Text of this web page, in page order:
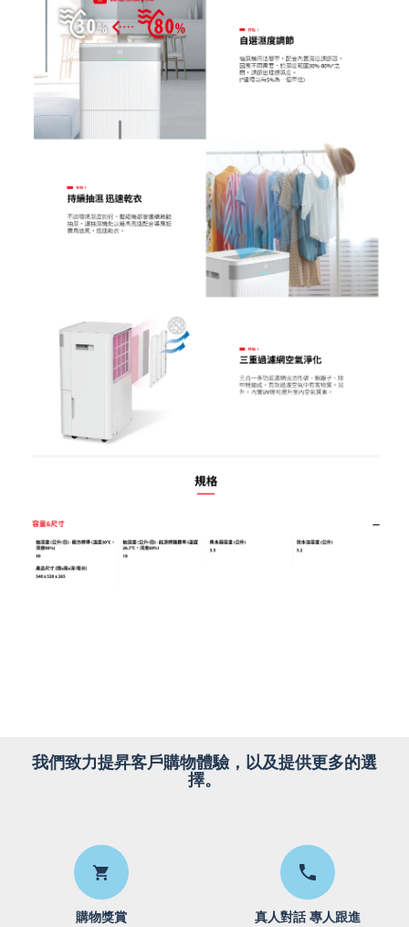
我們致力提昇客戶購物體驗，以及提供更多的選
擇。
購物獎賞 真人對話 專人跟進